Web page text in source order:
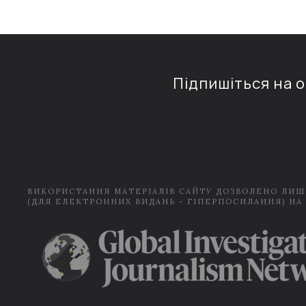
Підпишіться на
ВИКОРИСТАННЯ МАТЕРІАЛІВ САЙТУ ДОЗВОЛЕНО
(ДЛЯ ЕЛЕКТРОННИХ ВИДАНЬ - ГІПЕРПОСИЛАННЯ) НА